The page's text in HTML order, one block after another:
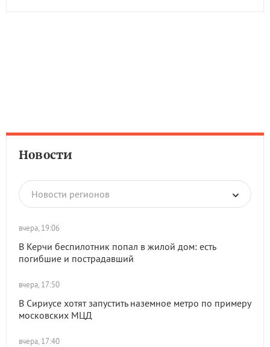
Новости
Новости регионов
вчера, 19:06
В Керчи беспилотник попал в жилой дом: есть
погибшие и пострадавший
вчера, 17:50
В Сириусе хотят запустить наземное метро по примеру
московских МЦД
вчера, 17:40